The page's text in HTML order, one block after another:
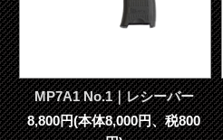
MP7A1 No.1｜レシーバー
8,800円(本体8,000円、税800